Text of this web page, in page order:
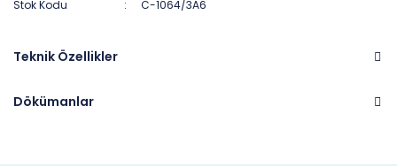
Stok Kodu C-1064/3A6
Teknik Özellikler
Dökümanlar